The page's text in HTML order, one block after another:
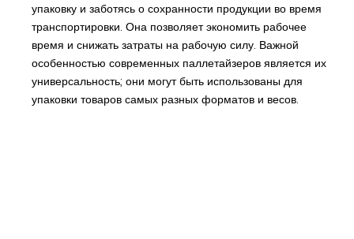
упаковку и заботясь о сохранности продукции во время
транспортировки. Она позволяет экономить рабочее
время и снижать затраты на рабочую силу. Важной
особенностью современных паллетайзеров является их
универсальность; они могут быть использованы для
упаковки товаров самых разных форматов и весов.